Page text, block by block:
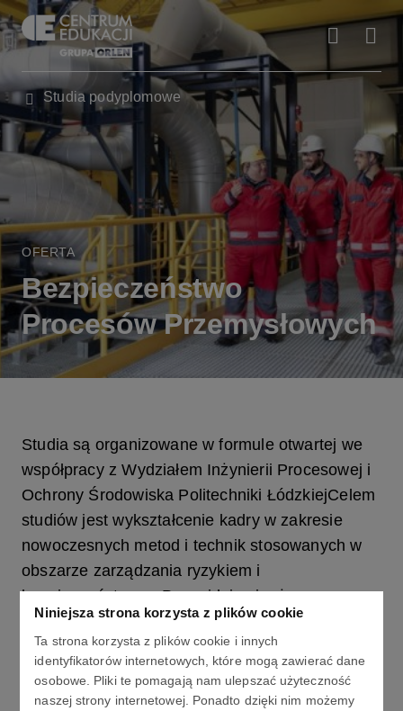
Niniejsza strona korzysta z plików cookie
Ta strona korzysta z plików cookie i innych
identyfikatorów internetowych, które mogą zawierać dane
osobowe. Pliki te pomagają nam ulepszać użyteczność
naszej strony internetowej. Ponadto dzięki nim możemy
Studia podyplomowe
OFERTA
Bezpieczeństwo
Procesów Przemysłowych
Studia są organizowane w formule otwartej we
współpracy z Wydziałem Inżynierii Procesowej i
Ochrony Środowiska Politechniki ŁódzkiejCelem
studiów jest wykształcenie kadry w zakresie
nowoczesnych metod i technik stosowanych w
obszarze zarządzania ryzykiem i
bezpieczeństwem. Przewiduje się, że
absolwenci studiów będą w stanie wykonać
analizy ryzyka dla instalacji chemicznych i
procesowych, a na tej podstawie proponować
lub ocenić odpowiednie środki bezpieczeństwa.